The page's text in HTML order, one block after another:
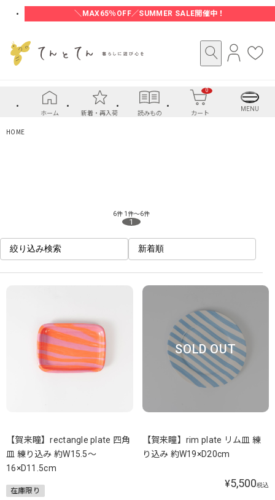
＼MAX65％OFF／SUMMER SALE開催中！
に
入
り
ホーム 新着・再入荷 読みもの カート
0
MENU
HOME
6件 1件～6件
1
絞り込み検索 新着順
【賀来瞳】rectangle plate 四角
皿 練り込み 約W15.5～
16×D11.5cm
在庫限り
SOLD OUT
【賀来瞳】rim plate リム皿 練
り込み 約W19×D20cm
¥5,500税込